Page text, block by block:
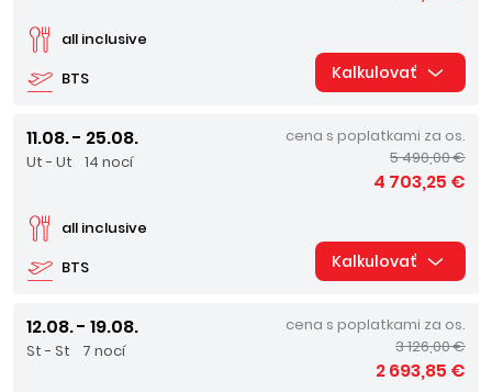
BTS
all inclusive
Kalkulovať
11.08. - 25.08.
Ut - Ut 14 nocí
BTS
all inclusive
cena s poplatkami za os.
5 490,00 €
4 703,25 €
Kalkulovať
12.08. - 19.08.
St - St 7 nocí
cena s poplatkami za os.
3 126,00 €
2 693,85 €